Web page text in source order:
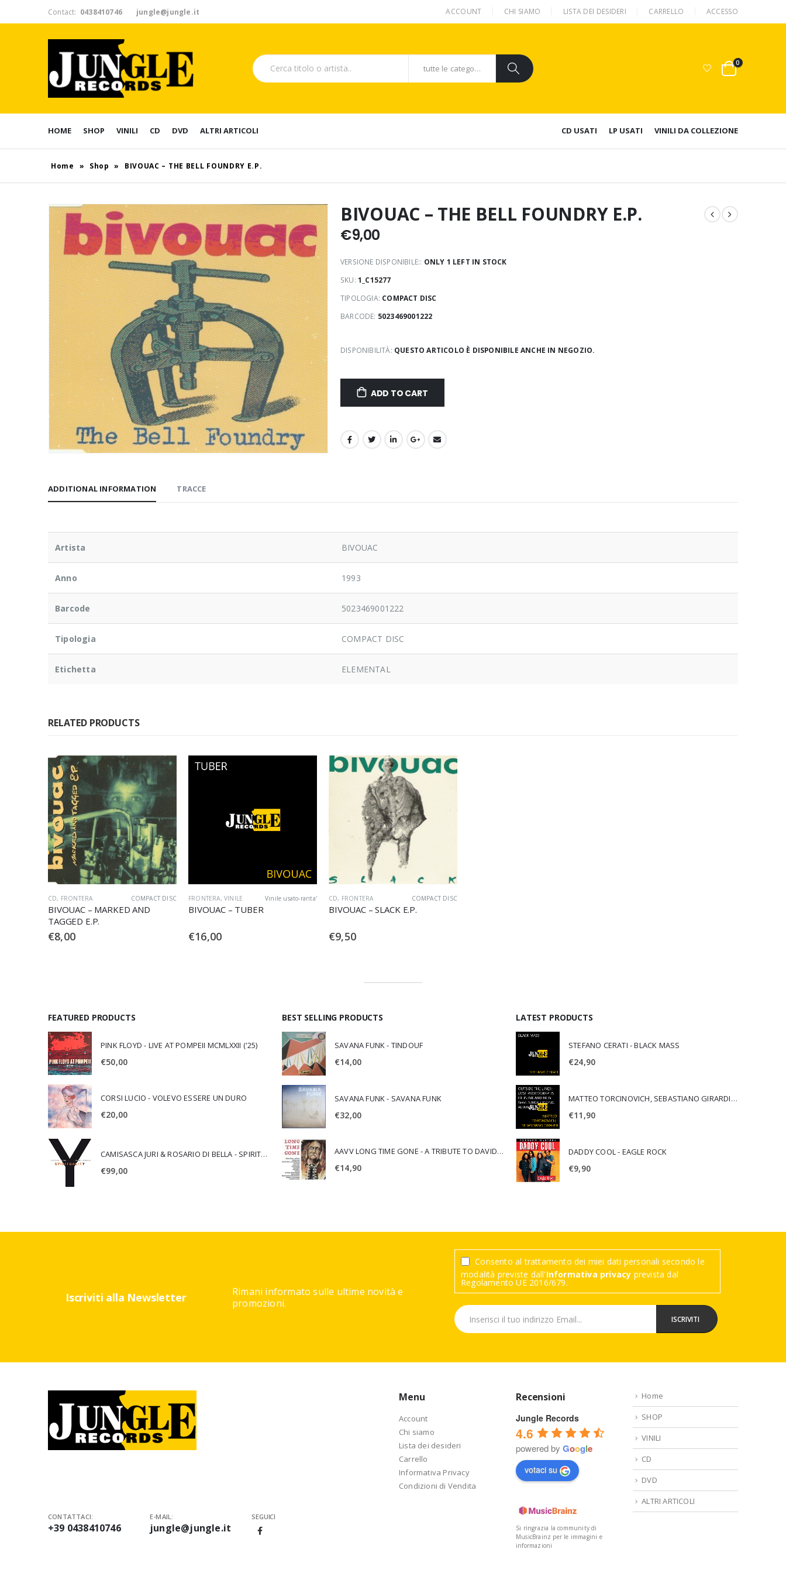
Contact: 0438410746 jungle@jungle.it ACCOUNT CHI SIAMO LISTA DEI DESIDERI CARRELLO ACCESSO
tutte le categorie
0
HOME SHOP VINILI CD DVD ALTRI ARTICOLI CD USATI LP USATI VINILI DA COLLEZIONE
Home » Shop » BIVOUAC – THE BELL FOUNDRY E.P.
BIVOUAC – THE BELL FOUNDRY E.P.
€9,00
VERSIONE DISPONIBILE:: ONLY 1 LEFT IN STOCK
SKU: 1_C15277
TIPOLOGIA: COMPACT DISC
BARCODE: 5023469001222
DISPONIBILITÀ: QUESTO ARTICOLO È DISPONIBILE ANCHE IN NEGOZIO.
ADD TO CART
ADDITIONAL INFORMATION TRACCE
Artista BIVOUAC
Anno 1993
Barcode 5023469001222
Tipologia COMPACT DISC
Etichetta ELEMENTAL
RELATED PRODUCTS
COMPACT DISC
CD, FRONTERA
BIVOUAC – MARKED AND
TAGGED E.P.
€8,00
Vinile usato-rarita'
FRONTERA,VINILE
BIVOUAC – TUBER
€16,00
COMPACT DISC
CD, FRONTERA
BIVOUAC – SLACK E.P.
€9,50
FEATURED PRODUCTS
PINK FLOYD - LIVE AT POMPEII MCMLXXII ('25)
€50,00
CORSI LUCIO - VOLEVO ESSERE UN DURO
€20,00
CAMISASCA JURI & ROSARIO DI BELLA - SPIRITUALITY
€99,00
BEST SELLING PRODUCTS
SAVANA FUNK - TINDOUF
€14,00
SAVANA FUNK - SAVANA FUNK
€32,00
AAVV LONG TIME GONE - A TRIBUTE TO DAVID CROSBY
€14,90
LATEST PRODUCTS
STEFANO CERATI - BLACK MASS
€24,90
MATTEO TORCINOVICH, SEBASTIANO GIRARDI - OUTSIDE THE LINES: LOST PHOTOGRAPHS OF PUNK AND NEW WAVE'S MOST ICONIC ALBUMS
€11,90
DADDY COOL - EAGLE ROCK
€9,90
Iscriviti alla Newsletter
Rimani informato sulle ultime novità e
promozioni.
Consento al trattamento dei miei dati personali secondo le
modalità previste dall'Informativa privacy prevista dal
Regolamento UE 2016/679.
CONTATTACI:
+39 0438410746
E-MAIL:
jungle@jungle.it
SEGUICI
Menu
Account
Chi siamo
Lista dei desideri
Carrello
Informativa Privacy
Condizioni di Vendita
Recensioni
Jungle Records
4.6
powered by Google
votaci su
Si ringrazia la community di
MusicBrainz per le immagini e
informazioni
Home
SHOP
VINILI
CD
DVD
ALTRI ARTICOLI